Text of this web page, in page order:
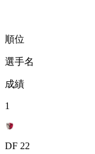
順位
選手名
成績
1
DF 22